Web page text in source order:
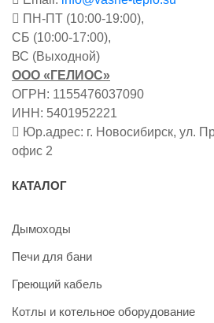
ПН-ПТ (10:00-19:00),
СБ (10:00-17:00),
ВС (Выходной)
ООО «ГЕЛИОС»
ОГРН: 1155476037090
ИНН: 5401952221
Юр.адрес: г. Новосибирск, ул.
офис 2
КАТАЛОГ
Дымоходы
Печи для бани
Греющий кабель
Котлы и котельное оборудование